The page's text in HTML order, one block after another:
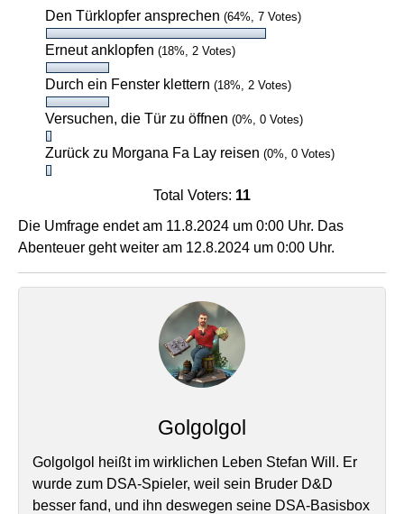
Den Türklopfer ansprechen (64%, 7 Votes)
Erneut anklopfen (18%, 2 Votes)
Durch ein Fenster klettern (18%, 2 Votes)
Versuchen, die Tür zu öffnen (0%, 0 Votes)
Zurück zu Morgana Fa Lay reisen (0%, 0 Votes)
Total Voters: 11
Die Umfrage endet am 11.8.2024 um 0:00 Uhr. Das
Abenteuer geht weiter am 12.8.2024 um 0:00 Uhr.
Golgolgol
Golgolgol heißt im wirklichen Leben Stefan Will. Er
wurde zum DSA-Spieler, weil sein Bruder D&D
besser fand, und ihn deswegen seine DSA-Basisbox